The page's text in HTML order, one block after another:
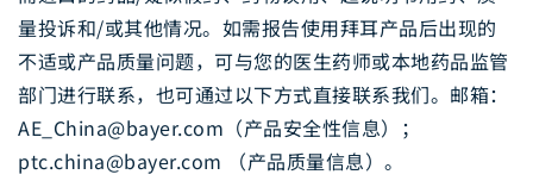
量投诉和/或其他情况。如需报告使用拜耳产品后出现的
不适或产品质量问题，可与您的医生药师或本地药品监管
部门进行联系，也可通过以下方式直接联系我们。邮箱：
AE_China@bayer.com（产品安全性信息）；
ptc.china@bayer.com （产品质量信息）。